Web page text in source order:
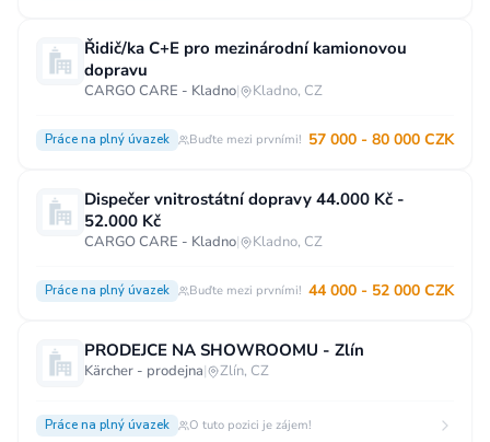
Řidič/ka C+E pro mezinárodní kamionovou
dopravu
CARGO CARE - Kladno| Kladno, CZ
Práce na plný úvazek Buďte mezi prvními! 57 000 - 80 000 CZK
Dispečer vnitrostátní dopravy 44.000 Kč -
52.000 Kč
CARGO CARE - Kladno| Kladno, CZ
Práce na plný úvazek Buďte mezi prvními! 44 000 - 52 000 CZK
PRODEJCE NA SHOWROOMU - Zlín
Kärcher - prodejna| Zlín, CZ
Práce na plný úvazek O tuto pozici je zájem!